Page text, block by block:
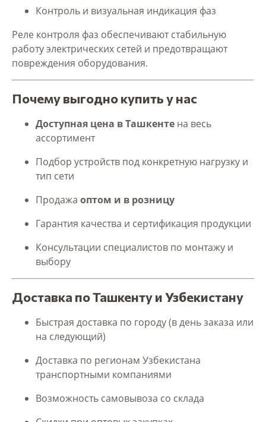
Контроль и визуальная индикация фаз
Реле контроля фаз обеспечивают стабильную
работу электрических сетей и предотвращают
повреждения оборудования.
Почему выгодно купить у нас
Доступная цена в Ташкенте на весь
ассортимент
Подбор устройств под конкретную нагрузку и
тип сети
Продажа оптом и в розницу
Гарантия качества и сертификация продукции
Консультации специалистов по монтажу и
выбору
Доставка по Ташкенту и Узбекистану
Быстрая доставка по городу (в день заказа или
на следующий)
Доставка по регионам Узбекистана
транспортными компаниями
Возможность самовывоза со склада